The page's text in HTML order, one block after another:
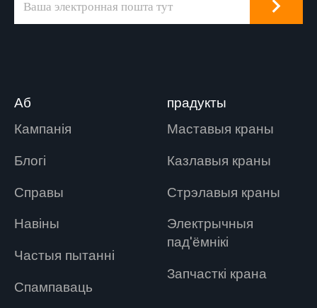
Аб
Кампанія
Блогі
Справы
Навіны
Частыя пытанні
Спампаваць
прадукты
Маставыя краны
Казлавыя краны
Стрэлавыя краны
Электрычныя
пад'ёмнікі
Запчасткі крана